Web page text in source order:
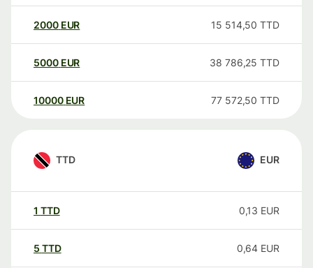
2000 EUR 15 514,50 TTD
5000 EUR 38 786,25 TTD
10000 EUR 77 572,50 TTD
TTD EUR
1 TTD 0,13 EUR
5 TTD 0,64 EUR